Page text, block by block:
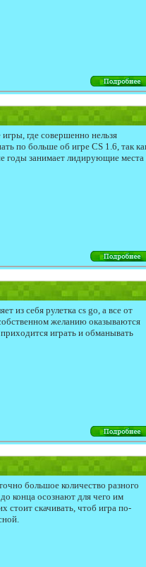
где совершенно нельзя
по больше об игре CS 1.6, так
годы занимает лидирующие места
из себя рулетка cs go, а все от
желанию оказываются
играть и обманывать
большое количество разного
конца осознают для чего им
скачивать, чтоб игра по-